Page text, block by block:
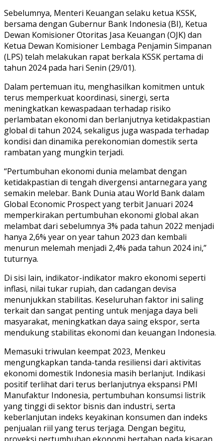
Sebelumnya, Menteri Keuangan selaku ketua KSSK,
bersama dengan Gubernur Bank Indonesia (BI), Ketua
Dewan Komisioner Otoritas Jasa Keuangan (OJK) dan
Ketua Dewan Komisioner Lembaga Penjamin Simpanan
(LPS) telah melakukan rapat berkala KSSK pertama di
tahun 2024 pada hari Senin (29/01).
Dalam pertemuan itu, menghasilkan komitmen untuk
terus memperkuat koordinasi, sinergi, serta
meningkatkan kewaspadaan terhadap risiko
perlambatan ekonomi dan berlanjutnya ketidakpastian
global di tahun 2024, sekaligus juga waspada terhadap
kondisi dan dinamika perekonomian domestik serta
rambatan yang mungkin terjadi.
“Pertumbuhan ekonomi dunia melambat dengan
ketidakpastian di tengah divergensi antarnegara yang
semakin melebar. Bank Dunia atau World Bank dalam
Global Economic Prospect yang terbit Januari 2024
memperkirakan pertumbuhan ekonomi global akan
melambat dari sebelumnya 3% pada tahun 2022 menjadi
hanya 2,6% year on year tahun 2023 dan kembali
menurun melemah menjadi 2,4% pada tahun 2024 ini,”
tuturnya.
Di sisi lain, indikator-indikator makro ekonomi seperti
inflasi, nilai tukar rupiah, dan cadangan devisa
menunjukkan stabilitas. Keseluruhan faktor ini saling
terkait dan sangat penting untuk menjaga daya beli
masyarakat, meningkatkan daya saing ekspor, serta
mendukung stabilitas ekonomi dan keuangan Indonesia.
Memasuki triwulan keempat 2023, Menkeu
mengungkapkan tanda-tanda resiliensi dari aktivitas
ekonomi domestik Indonesia masih berlanjut. Indikasi
positif terlihat dari terus berlanjutnya ekspansi PMI
Manufaktur Indonesia, pertumbuhan konsumsi listrik
yang tinggi di sektor bisnis dan industri, serta
keberlanjutan indeks keyakinan konsumen dan indeks
penjualan riil yang terus terjaga. Dengan begitu,